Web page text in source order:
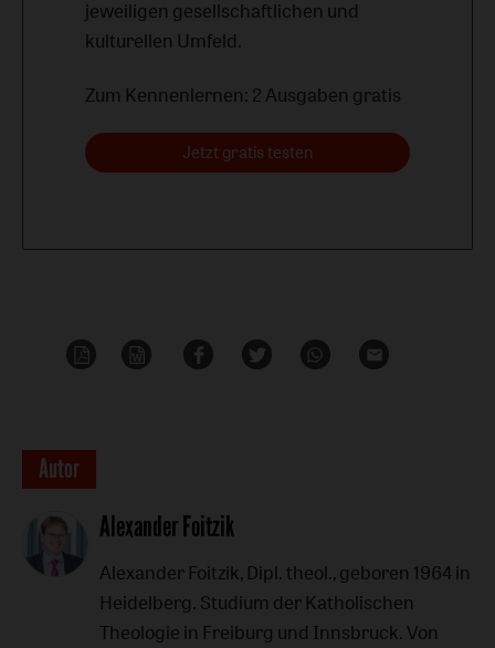
jeweiligen gesellschaftlichen und
kulturellen Umfeld.
Zum Kennenlernen: 2 Ausgaben gratis
Jetzt gratis testen
Überschrift
Artikel-
Infos
Autor
Alexander Foitzik
Alexander Foitzik, Dipl. theol., geboren 1964 in
Heidelberg. Studium der Katholischen
Theologie in Freiburg und Innsbruck. Von